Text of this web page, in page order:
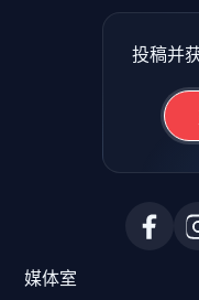
投稿并
媒体室